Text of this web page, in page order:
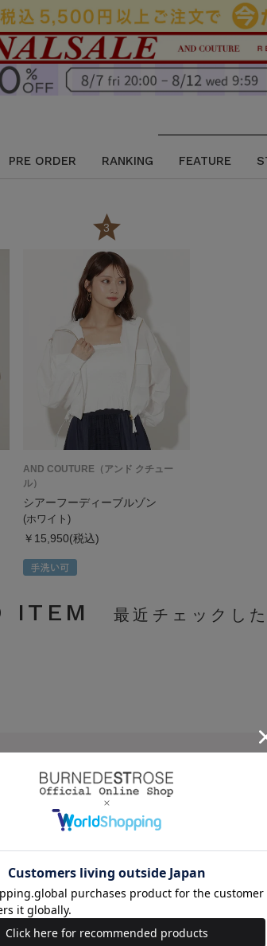
PRE ORDER RANKING FEATURE
3
AND COUTURE（アンド クチュー
ル）
シアーフーディーブルゾン
(ホワイト)
￥15,950(税込)
ITEM
CATEGORY
スカート
タイト
台形
デニムスカート
パンツ
ワイド
キュロット